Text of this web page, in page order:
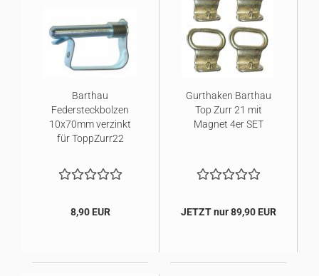
Barthau
Federsteckbolzen
10x70mm verzinkt
für ToppZurr22
8,90 EUR
Gurthaken Barthau
Top Zurr 21 mit
Magnet 4er SET
JETZT nur 89,90 EUR